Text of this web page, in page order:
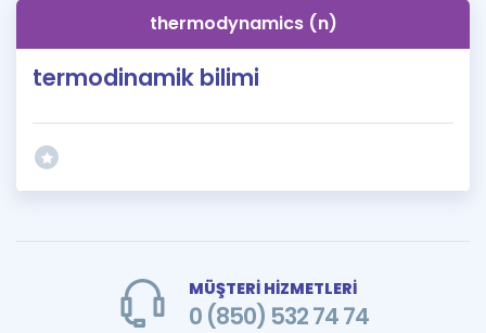
İngilizce Gramerthermodynamics (n)
termodinamik bilimi
MÜŞTERİ HİZMETLERİ
0 (850) 532 74 74